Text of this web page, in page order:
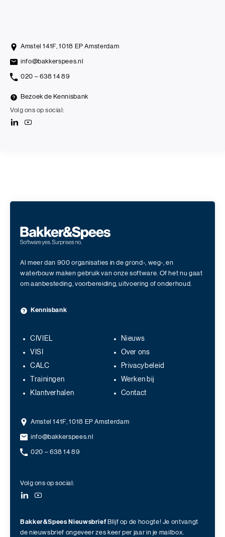
Amstel 141F, 1018 EP Amsterdam
info@bakkerspees.nl
020 – 638 14 89
Bezoek de Kennisbank
Volg ons op social:
Al meer dan 900 organisaties in de grond-, weg-, en
waterbouw maken gebruik van onze software. Of het nu gaat
om aanbesteding, voorbereiding, uitvoering of onderhoud.
Kennisbank
CIVIEL
VISI
CALC
Trainingen
Klantverhalen
Nieuws
Over ons
Privacybeleid
Werken bij
Contact
Amstel 141F, 1018 EP Amsterdam
info@bakkerspees.nl
020 – 638 14 89
Volg ons op social:
Bakker&Spees Nieuwsbrief Blijf op de hoogte! Je ontvangt
de nieuwsbrief ongeveer zes keer per jaar in je mailbox.